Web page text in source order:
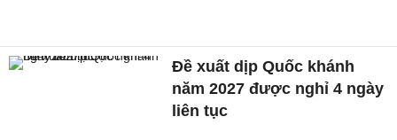
Đề xuất dịp Quốc khánh
năm 2027 được nghỉ 4 ngày
liên tục